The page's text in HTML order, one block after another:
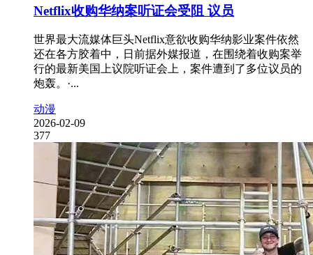
Netflix收购华纳案听证会受阻 议员
世界最大流媒体巨头Netflix意欲收购华纳影业案件依然
还在各方胶着中，日前据外媒报道，在围绕着收购案举
行的最新美国上议院听证会上，案件遭到了多位议员的
炮轰。·...
动漫
2026-02-09
377